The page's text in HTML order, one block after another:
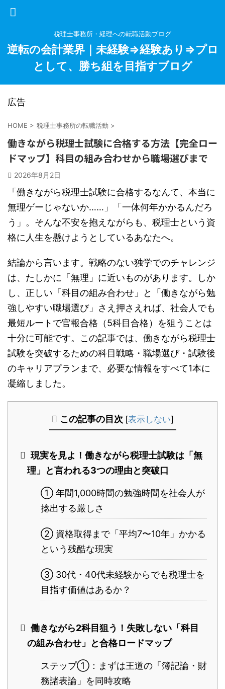
税理士事務所・経理への転職活動ブログ
逆転の会計業界｜未経験⇒経験あり⇒プロ
として、勝ち組を目指すブログ
広告
HOME > 税理士事務所の転職活動 >
働きながら税理士試験に合格する方法【完全ロー
ドマップ】科目の組み合わせから職場選びまで
2026年8月2日
「働きながら税理士試験に合格するなんて、本当に
無理ゲーじゃないか……」「一体何年かかるんだろ
う」。そんな不安を抱えながらも、税理士という資
格に人生を懸けようとしているあなたへ。
結論から言います。戦略のない独学でのチャレンジ
は、たしかに「無理」に近いものがあります。しか
し、正しい「科目の組み合わせ」と「働きながら勉
強しやすい職場選び」さえ押さえれば、社会人でも
最短ルートで官報合格（5科目合格）を狙うことは
十分に可能です。この記事では、働きながら税理士
試験を突破するための科目戦略・職場選び・試験後
のキャリアプランまで、必要な情報をすべて1本に
凝縮しました。
この記事の目次 [表示しない]
現実を見よ！働きながら税理士試験は「無
理」と言われる3つの理由と突破口
① 年間1,000時間の勉強時間を社会人が
捻出する厳しさ
② 資格取得まで「平均7〜10年」かかる
という残酷な現実
③ 30代・40代未経験からでも税理士を
目指す価値はあるか？
働きながら2科目狙う！失敗しない「科目
の組み合わせ」と合格ロードマップ
ステップ①：まずは王道の「簿記論・財
務諸表論」を同時攻略